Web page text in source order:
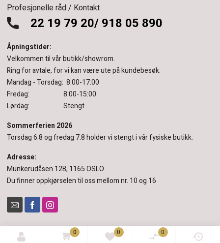
0 0 0
Profesjonelle råd / Kontakt
22 19 79 20/ 918 05 890
Åpningstider:
Velkommen til vår butikk/showrom.
Ring for avtale, for vi kan være ute på kundebesøk.
Mandag - Torsdag: 8:00-17:00
Fredag: 8:00-15:00
Lørdag: Stengt
Sommerferien 2026
Torsdag 6.8 og fredag 7.8 holder vi stengt i vår fysiske butikk.
Adresse:
Munkerudåsen 12B, 1165 OSLO
Du finner oppkjørselen til oss mellom nr. 10 og 16